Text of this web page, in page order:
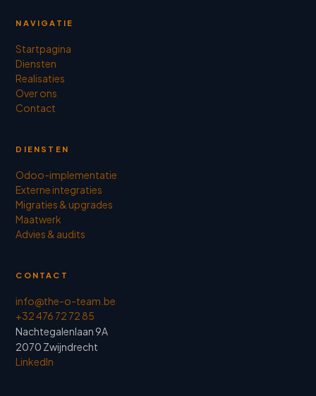
NAVIGATIE
Startpagina
Diensten
Realisaties
Over ons
Contact
DIENSTEN
Odoo-implementatie
Externe integraties
Migraties & upgrades
Maatwerk
Advies & audits
CONTACT
info@the-o-team.be
+32 476 72 72 85
Nachtegalenlaan 9A
2070 Zwijndrecht
LinkedIn